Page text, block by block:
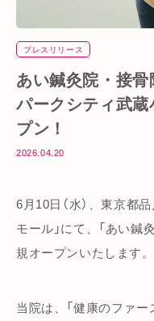
プレスリリース
あい鍼灸院・接骨
パークシティ武
プン！
2026.04.20
6月10日（水）、東京都
モール」にて、「あい鍼
規オープンいたします。
当院は、「健康のファ